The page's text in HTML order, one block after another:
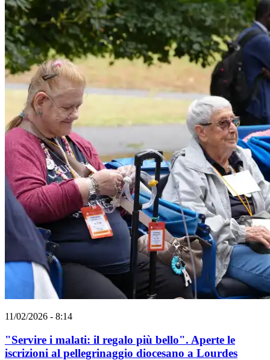
11/02/2026 - 8:14
"Servire i malati: il regalo più bello". Aperte le
iscrizioni al pellegrinaggio diocesano a Lourdes